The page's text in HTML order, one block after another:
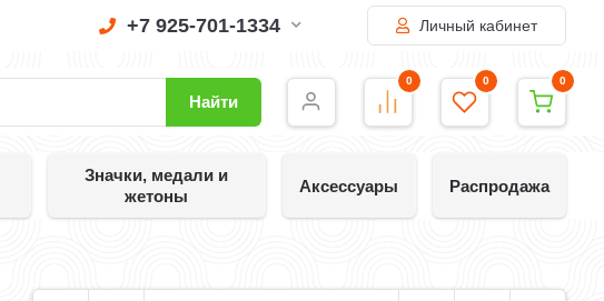
+7 925-701-1334 Личный кабинет
Найти
0 0 0
Значки, медали и
жетоны
Аксессуары Распродажа